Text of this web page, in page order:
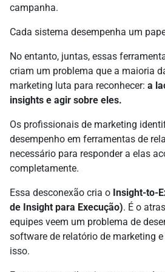
campanha.
Cada sistema desempenha um
No entanto, juntas, essas
criam um problema que a maioria
marketing luta para reconhecer: a
insights e agir sobre eles.
Os profissionais de marketing
desempenho em ferramentas de
necessário para responder a elas
completamente.
Essa desconexão cria o Insight-to-
de Insight para Execução). É o
equipes veem um problema de
software de relatório de marketing
isso.